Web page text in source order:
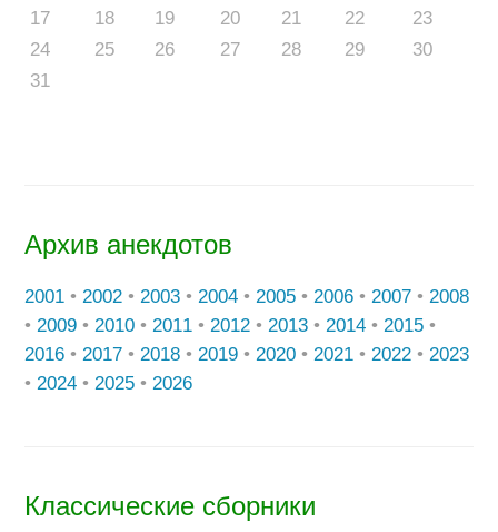
17
18 19 20 21 22
23
24
25 26 27 28 29
30
31
Архив анекдотов
2001 • 2002 • 2003 • 2004 • 2005 • 2006 • 2007 • 2008
• 2009 • 2010 • 2011 • 2012 • 2013 • 2014 • 2015 •
2016 • 2017 • 2018 • 2019 • 2020 • 2021 • 2022 • 2023
• 2024 • 2025 • 2026
Классические сборники